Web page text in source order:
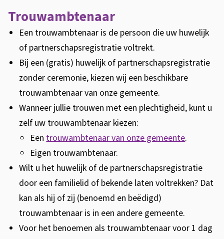
Trouwambtenaar
Een trouwambtenaar is de persoon die uw huwelijk
of partnerschapsregistratie voltrekt.
Bij een (gratis) huwelijk of partnerschapsregistratie
zonder ceremonie, kiezen wij een beschikbare
trouwambtenaar van onze gemeente.
Wanneer jullie trouwen met een plechtigheid, kunt u
zelf uw trouwambtenaar kiezen:
Eentrouwambtenaar van onze gemeente.
Eigen trouwambtenaar.
Wilt u het huwelijk of de partnerschapsregistratie
door een familielid of bekende laten voltrekken? Dat
kan als hij of zij (benoemd en beëdigd)
trouwambtenaar is in een andere gemeente.
Voor het benoemen als trouwambtenaar voor 1 dag